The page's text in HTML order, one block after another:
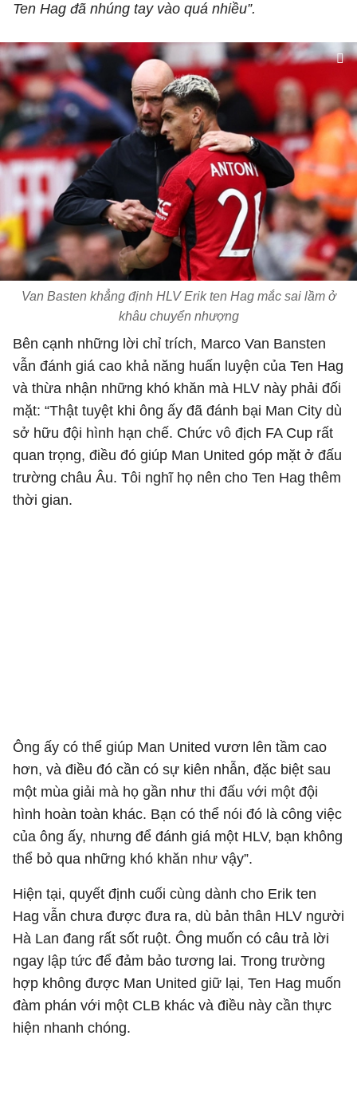
Ten Hag đã nhúng tay vào quá nhiều”.
Van Basten khẳng định HLV Erik ten Hag mắc sai lầm ở
khâu chuyển nhượng
Bên cạnh những lời chỉ trích, Marco Van Bansten
vẫn đánh giá cao khả năng huấn luyện của Ten Hag
và thừa nhận những khó khăn mà HLV này phải đối
mặt: “Thật tuyệt khi ông ấy đã đánh bại Man City dù
sở hữu đội hình hạn chế. Chức vô địch FA Cup rất
quan trọng, điều đó giúp Man United góp mặt ở đấu
trường châu Âu. Tôi nghĩ họ nên cho Ten Hag thêm
thời gian.
Ông ấy có thể giúp Man United vươn lên tầm cao
hơn, và điều đó cần có sự kiên nhẫn, đặc biệt sau
một mùa giải mà họ gần như thi đấu với một đội
hình hoàn toàn khác. Bạn có thể nói đó là công việc
của ông ấy, nhưng để đánh giá một HLV, bạn không
thể bỏ qua những khó khăn như vậy”.
Hiện tại, quyết định cuối cùng dành cho Erik ten
Hag vẫn chưa được đưa ra, dù bản thân HLV người
Hà Lan đang rất sốt ruột. Ông muốn có câu trả lời
ngay lập tức để đảm bảo tương lai. Trong trường
hợp không được Man United giữ lại, Ten Hag muốn
đàm phán với một CLB khác và điều này cần thực
hiện nhanh chóng.